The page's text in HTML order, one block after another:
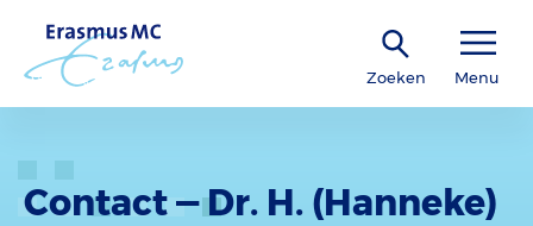
Zoeken Menu
Contact — Dr. H. (Hanneke)